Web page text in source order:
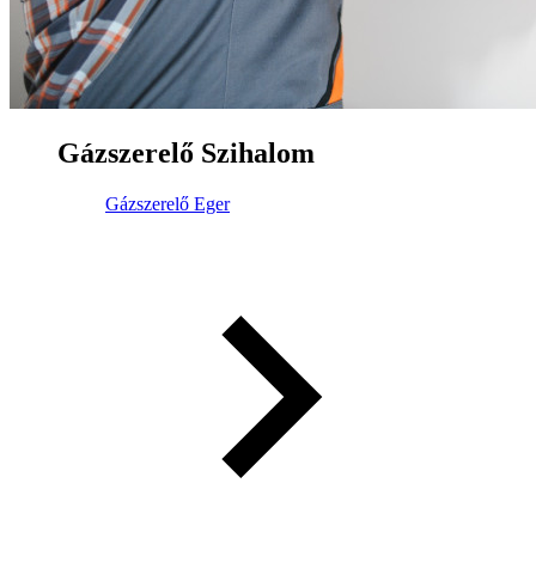
Gázszerelő Szihalom
Gázszerelő Eger